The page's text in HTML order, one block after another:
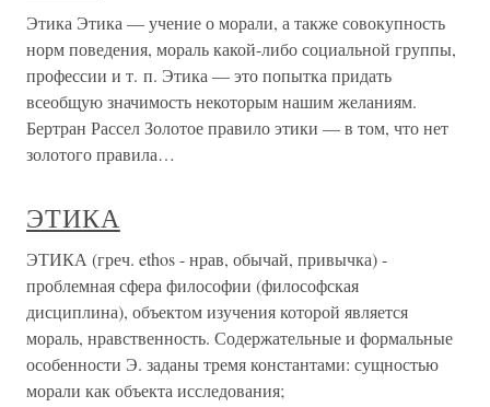
Этика Этика — учение о морали, а также совокупность
норм поведения, мораль какой-либо социальной группы,
профессии и т. п. Этика — это попытка придать
всеобщую значимость некоторым нашим желаниям.
Бертран Рассел Золотое правило этики — в том, что нет
золотого правила…
ЭТИКА
ЭТИКА (греч. ethos - нрав, обычай, привычка) -
проблемная сфера философии (философская
дисциплина), объектом изучения которой является
мораль, нравственность. Содержательные и формальные
особенности Э. заданы тремя константами: сущностью
морали как объекта исследования;